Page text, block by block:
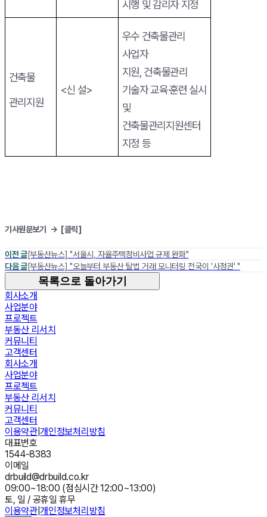
시행 및 감리자 지정
건축물
관리지원
<신 설>
우수 건축물관리
사업자
지원 건축물관리
기술자 교육·훈련 실시
및
건축물관리지원센터
지정 등
기사원문보기 → [클릭]
이전 글[부동산뉴스] "서울시, 자율주택정비사업 규제 완화"
다음 글[부동산뉴스] "오늘부터 부동산 탈법 거래 모니터링 전국이 '사정권' "
목록으로 돌아가기
회사소개
사업분야
프로젝트
부동산 리서치
커뮤니티
고객센터
회사소개
사업분야
프로젝트
부동산 리서치
커뮤니티
고객센터
이용약관|개인정보처리방침
대표번호
1544-8383
이메일
drbuild@drbuild.co.kr
09:00~18:00 (점심시간 12:00~13:00)
토, 일 / 공휴일 휴무
이용약관|개인정보처리방침